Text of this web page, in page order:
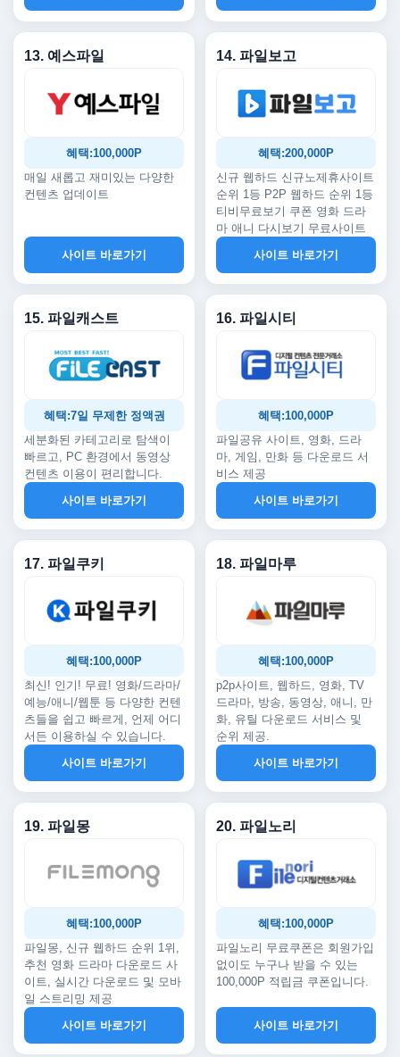
13. 예스파일
혜택:100,000P
매일 새롭고 재미있는 다양한
컨텐츠 업데이트
사이트 바로가기
14. 파일보고
혜택:200,000P
신규 웹하드 신규노제휴사이트
순위 1등 P2P 웹하드 순위 1등
티비무료보기 쿠폰 영화 드라
마 애니 다시보기 무료사이트
사이트 바로가기
15. 파일캐스트
혜택:7일 무제한 정액권
세분화된 카테고리로 탐색이
빠르고, PC 환경에서 동영상
컨텐츠 이용이 편리합니다.
사이트 바로가기
16. 파일시티
혜택:100,000P
파일공유 사이트, 영화, 드라
마, 게임, 만화 등 다운로드 서
비스 제공
사이트 바로가기
17. 파일쿠키
혜택:100,000P
최신! 인기! 무료! 영화/드라마/
예능/애니/웹툰 등 다양한 컨텐
츠들을 쉽고 빠르게, 언제 어디
서든 이용하실 수 있습니다.
사이트 바로가기
18. 파일마루
혜택:100,000P
p2p사이트, 웹하드, 영화, TV
드라마, 방송, 동영상, 애니, 만
화, 유틸 다운로드 서비스 및
순위 제공.
사이트 바로가기
19. 파일몽
혜택:100,000P
파일몽, 신규 웹하드 순위 1위,
추천 영화 드라마 다운로드 사
이트, 실시간 다운로드 및 모바
일 스트리밍 제공
사이트 바로가기
20. 파일노리
혜택:100,000P
파일노리 무료쿠폰은 회원가입
없이도 누구나 받을 수 있는
100,000P 적립금 쿠폰입니다.
사이트 바로가기